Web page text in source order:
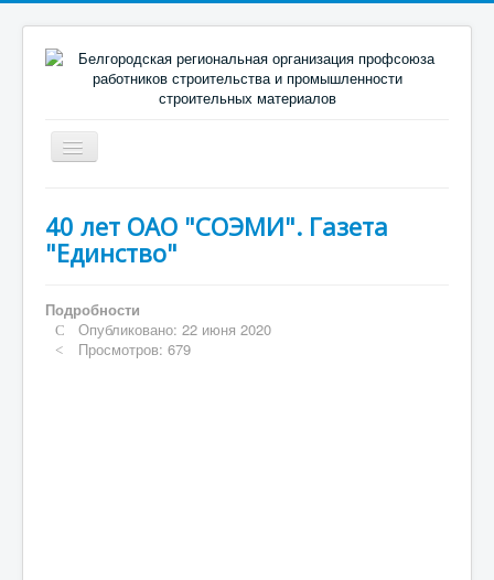
Включить/
выключить
О профсоюзе
Направления деятельности
Председателю (профактиву)
40 лет ОАО "СОЭМИ". Газета
"Единство"
Подробности
Опубликовано: 22 июня 2020
Просмотров: 679